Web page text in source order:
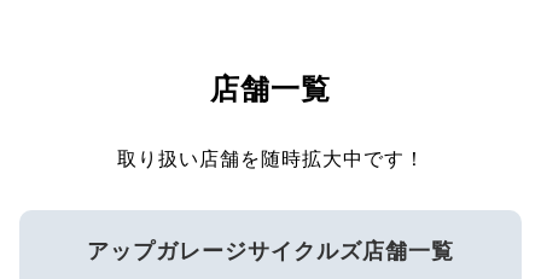
店舗一覧
取り扱い店舗を随時拡大中です！
アップガレージサイクルズ店舗一覧